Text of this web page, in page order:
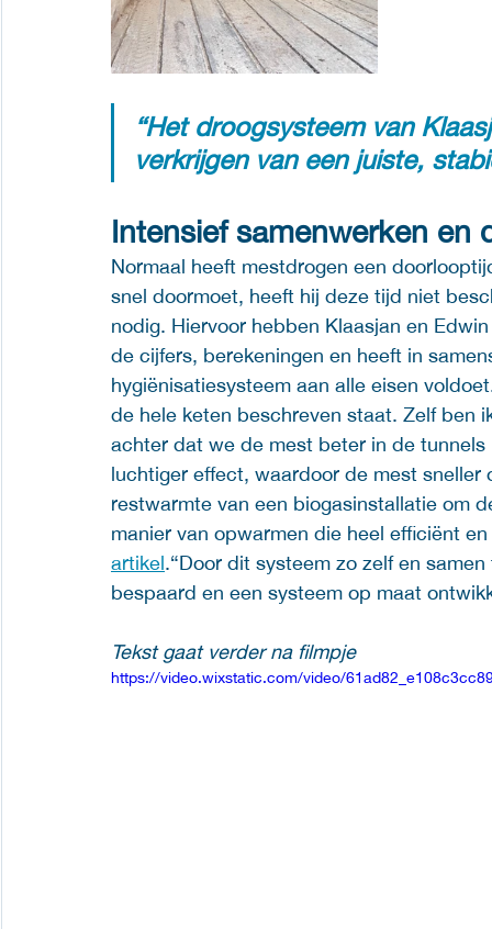
“Het droogsysteem van
verkrijgen van een juiste,
Intensief samenwerken en
Normaal heeft mestdrogen een
snel doormoet, heeft hij deze tijd niet
nodig. Hiervoor hebben Klaasjan en
de cijfers, berekeningen en heeft in
hygiënisatiesysteem aan alle eisen
de hele keten beschreven staat. Zelf ben
achter dat we de mest beter in de
luchtiger effect, waardoor de mest
restwarmte van een biogasinstallatie om
manier van opwarmen die heel efficiënt
artikel.“Door dit systeem zo zelf en
bespaard en een systeem op maat
Tekst gaat verder na filmpje
https://video.wixstatic.com/video/